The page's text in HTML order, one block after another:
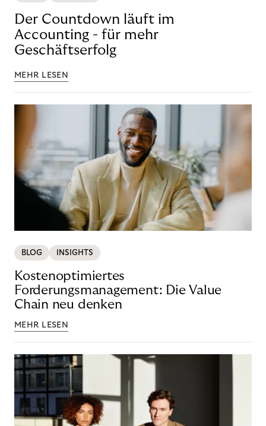
Der Countdown läuft im
Accounting - für mehr
Geschäftserfolg
MEHR LESEN
BLOG INSIGHTS
Kostenoptimiertes
Forderungsmanagement: Die Value
Chain neu denken
MEHR LESEN